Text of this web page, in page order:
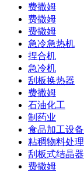
费撒姆
费撒姆
费撒姆
急冷急热机
捏合机
急冷机
刮板换热器
费撒姆
石油化工
制药业
食品加工设备
粘稠物料处理
刮板式结晶器
费撒姆